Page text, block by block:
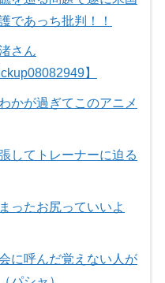
であっち批判！！
さん
】
かが過ぎてこのアニメ
してトレーナーに迫る
ったお尻っていいよ
に呼んだ覚えない人が